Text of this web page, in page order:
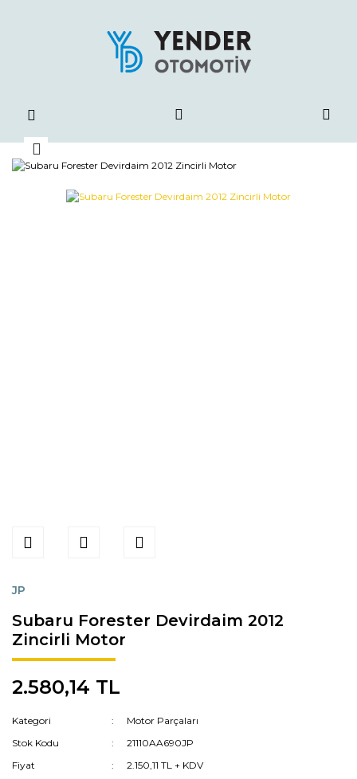
JP
Subaru Forester Devirdaim 2012
Zincirli Motor
2.580,14 TL
Kategori
Motor Parçaları
Stok Kodu
21110AA690JP
Fiyat
2.150,11 TL + KDV